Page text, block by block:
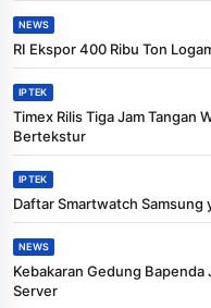
NEWS
RI Ekspor 400 Ribu Ton
IPTEK
Timex Rilis Tiga Jam Tangan
Bertekstur
IPTEK
Daftar Smartwatch Samsung
NEWS
Kebakaran Gedung Bapenda
Server